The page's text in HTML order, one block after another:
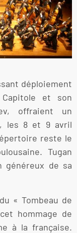
déploiement
et son
offraient un
les 8 et 9 avril
reste le
Tugan
généreux de sa
« Tombeau de
hommage de
à la française.